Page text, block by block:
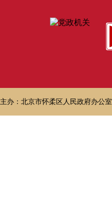
主办：北京市怀柔区人民政府办公室